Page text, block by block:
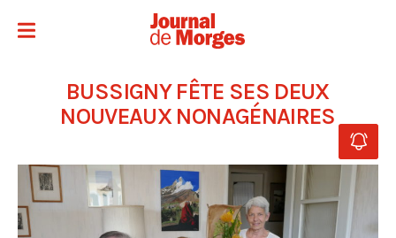
BUSSIGNY FÊTE SES DEUX
NOUVEAUX NONAGÉNAIRES